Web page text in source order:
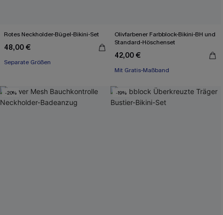
Rotes Neckholder-Bügel-Bikini-Set
48,00 €
Separate Größen
Olivfarbener Farbblock-Bikini-BH und
Standard-Höschenset
42,00 €
Mit Gratis-Maßband
Separate Größen
-20% -19%